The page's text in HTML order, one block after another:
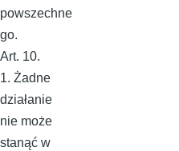
powszechne
go.
Art. 10.
1. Żadne
działanie
nie może
stanąć w